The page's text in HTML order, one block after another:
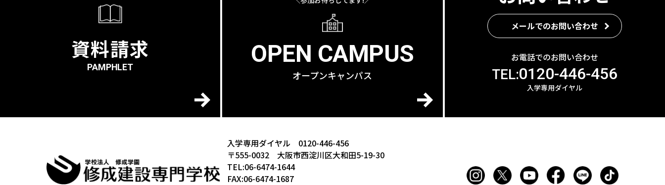
資料請求
PAMPHLET OPEN CAMPUS
オープンキャンパス
メールでのお問い合わせ
お電話でのお問い合わせ
TEL:0120-446-456
入学専用ダイヤル
入学専用ダイヤル 0120-446-456
〒555-0032 大阪市西淀川区大和田5-19-30
TEL:06-6474-1644
FAX:06-6474-1687